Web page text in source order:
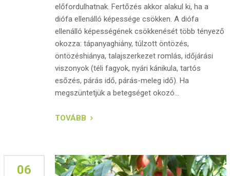
előfordulhatnak. Fertőzés akkor alakul ki, ha a
diófa ellenálló képessége csökken. A diófa
ellenálló képességének csökkenését több tényező
okozza: tápanyaghiány, túlzott öntözés,
öntözéshiánya, talajszerkezet romlás, időjárási
viszonyok (téli fagyok, nyári kánikula, tartós
esőzés, párás idő, párás-meleg idő). Ha
megszüntetjük a betegséget okozó...
TOVÁBB
06